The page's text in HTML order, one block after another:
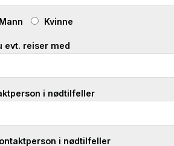
Mann Kvinne
evt. reiser med
i nødtilfeller
i nødtilfeller